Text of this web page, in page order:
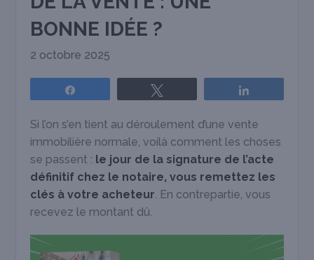
BONNE IDÉE ?
2 octobre 2025
Si l’on s’en tient au déroulement d’une vente
immobilière normale, voilà comment les choses
se passent : le jour de la signature de l’acte
définitif chez le notaire, vous remettez les
clés à votre acheteur . En contrepartie, vous
recevez le montant dû.